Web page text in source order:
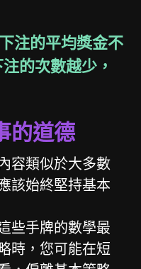
注的平均獎金不
的次數越少，
的道德
容類似於大多數
該始終堅持基本
些手牌的數學最
時，您可能在短